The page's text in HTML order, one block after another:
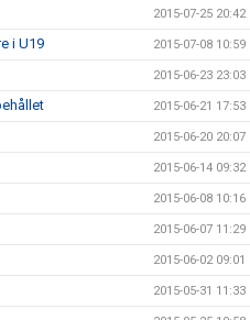
2015-07-25 20:42
i U19 2015-07-08 10:59
2015-06-23 23:03
2015-06-21 17:53
2015-06-20 20:07
2015-06-14 09:32
2015-06-08 10:16
2015-06-07 11:29
2015-06-02 09:01
2015-05-31 11:33